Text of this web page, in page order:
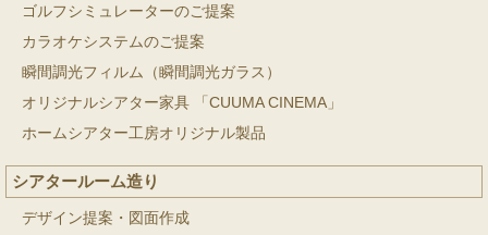
ゴルフシミュレーターのご提案
カラオケシステムのご提案
瞬間調光フィルム（瞬間調光ガラス）
オリジナルシアター家具 「CUUMA CINEMA」
ホームシアター工房オリジナル製品
シアタールーム造り
デザイン提案・図面作成